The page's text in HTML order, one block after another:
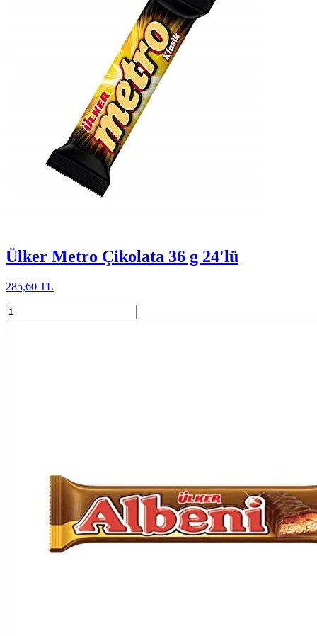
Ülker Metro Çikolata 36 g 24'lü
285,60 TL